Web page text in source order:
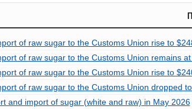
of raw sugar to the Customs Union rise to
of raw sugar to the Customs Union remains
of raw sugar to the Customs Union rise to
of raw sugar to the Customs Union dropped
and import of sugar (white and raw) in May 2026